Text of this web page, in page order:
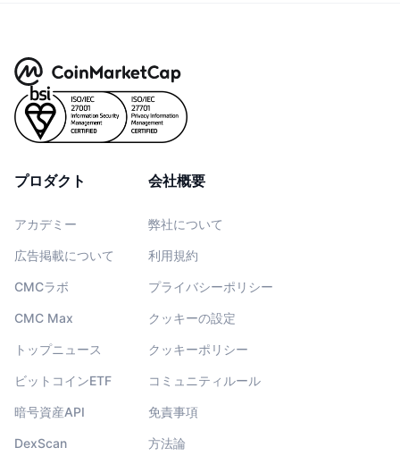
プロダクト
アカデミー
広告掲載について
CMCラボ
CMC Max
トップニュース
ビットコインETF
暗号資産API
DexScan
会社概要
弊社について
利用規約
プライバシーポリシー
クッキーの設定
クッキーポリシー
コミュニティルール
免責事項
方法論